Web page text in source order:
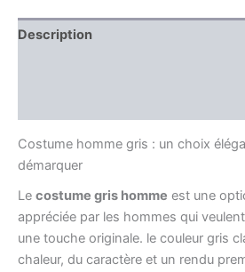
Description
Costume homme gris : un choix
démarquer
Le costume gris homme est une
appréciée par les hommes qui
une touche originale. le couleur gris
chaleur, du caractère et un rendu